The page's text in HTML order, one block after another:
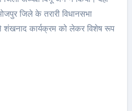
जिले के तरारी विधानसभा
शंखनाद कार्यक्रम को लेकर विशेष रूप